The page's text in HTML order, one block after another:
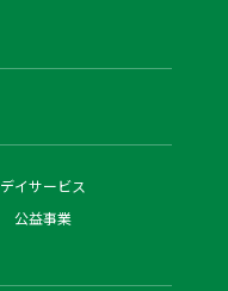
デイサービス
公益事業